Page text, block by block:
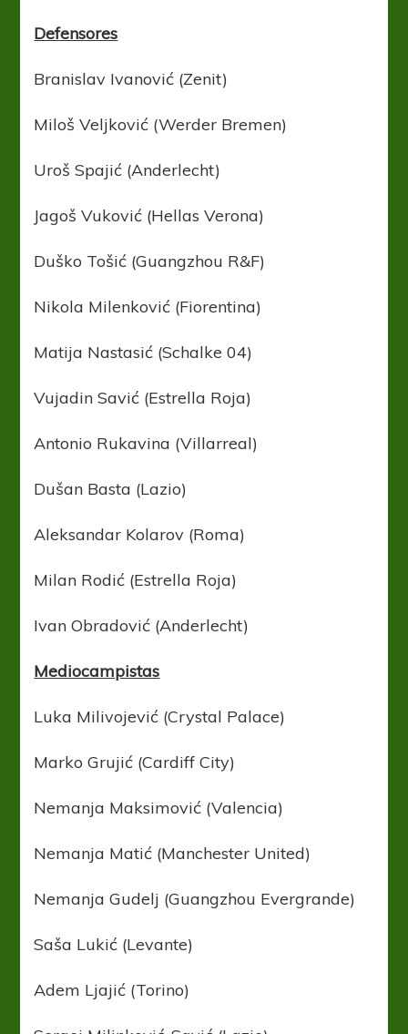
Defensores
Branislav Ivanović (Zenit)
Miloš Veljković (Werder Bremen)
Uroš Spajić (Anderlecht)
Jagoš Vuković (Hellas Verona)
Duško Tošić (Guangzhou R&F)
Nikola Milenković (Fiorentina)
Matija Nastasić (Schalke 04)
Vujadin Savić (Estrella Roja)
Antonio Rukavina (Villarreal)
Dušan Basta (Lazio)
Aleksandar Kolarov (Roma)
Milan Rodić (Estrella Roja)
Ivan Obradović (Anderlecht)
Mediocampistas
Luka Milivojević (Crystal Palace)
Marko Grujić (Cardiff City)
Nemanja Maksimović (Valencia)
Nemanja Matić (Manchester United)
Nemanja Gudelj (Guangzhou Evergrande)
Saša Lukić (Levante)
Adem Ljajić (Torino)